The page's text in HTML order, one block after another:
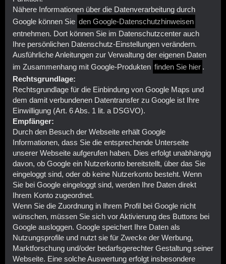
Nähere Informationen über die Datenverarbeitung durch
Google können Sie den Google-Datenschutzhinweisen
entnehmen. Dort können Sie im Datenschutzcenter auch
Ihre persönlichen Datenschutz-Einstellungen verändern.
Ausführliche Anleitungen zur Verwaltung der eigenen Daten
im Zusammenhang mit Google-Produkten finden Sie hier .
Rechtsgrundlage:
Rechtsgrundlage für die Einbindung von Google Maps und
dem damit verbundenen Datentransfer zu Google ist Ihre
Einwilligung (Art. 6 Abs. 1 lit. a DSGVO).
Empfänger:
Durch den Besuch der Webseite erhält Google
Informationen, dass Sie die entsprechende Unterseite
unserer Webseite aufgerufen haben. Dies erfolgt unabhängig
davon, ob Google ein Nutzerkonto bereitstellt, über das Sie
eingeloggt sind, oder ob keine Nutzerkonto besteht. Wenn
Sie bei Google eingeloggt sind, werden Ihre Daten direkt
Ihrem Konto zugeordnet.
Wenn Sie die Zuordnung in Ihrem Profil bei Google nicht
wünschen, müssen Sie sich vor Aktivierung des Buttons bei
Google ausloggen. Google speichert Ihre Daten als
Nutzungsprofile und nutzt sie für Zwecke der Werbung,
Marktforschung und/oder bedarfsgerechter Gestaltung seiner
Webseite. Eine solche Auswertung erfolgt insbesondere